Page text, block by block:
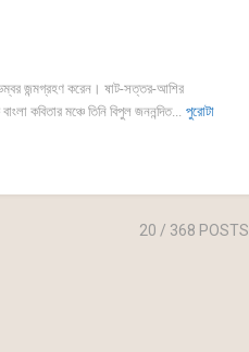
জন্মগ্রহণ করেন। ষাট-সত্তর-আশির
কবিতার মঞ্চে তিনি বিপুল জননন্দিত... পুরোটা
20 / 368 POSTS